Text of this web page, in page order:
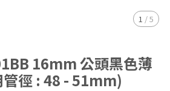
1 /5
16mm 公頭黑色薄
徑 : 48 - 51mm)